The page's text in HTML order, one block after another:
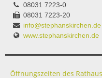
08031 7223-0
08031 7223-20
info@stephanskirchen.de
www.stephanskirchen.de
Öffnungszeiten des